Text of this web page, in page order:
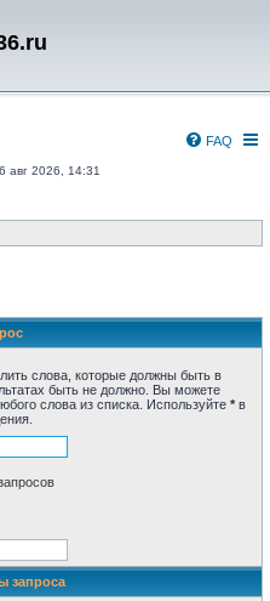
FAQ
авг 2026, 14:31
слова, которые должны быть в
быть не должно. Вы можете
слова из списка. Используйте * в
запроса